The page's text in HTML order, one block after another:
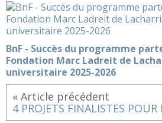
BnF - Succès du programme
Fondation Marc Ladreit de
universitaire 2025-2026
« Article précédent